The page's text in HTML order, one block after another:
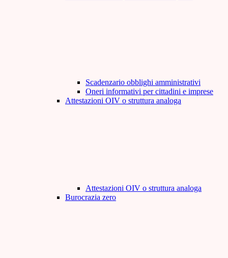
Scadenzario obblighi amministrativi
Oneri informativi per cittadini e imprese
Attestazioni OIV o struttura analoga
Attestazioni OIV o struttura analoga
Burocrazia zero